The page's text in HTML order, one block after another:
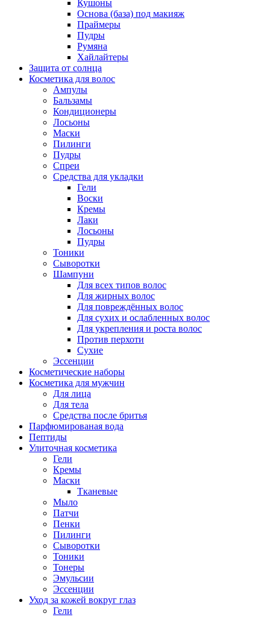
Кушоны
Основа (база) под макияж
Праймеры
Пудры
Румяна
Хайлайтеры
Защита от солнца
Косметика для волос
Ампулы
Бальзамы
Кондиционеры
Лосьоны
Маски
Пилинги
Пудры
Спреи
Средства для укладки
Гели
Воски
Кремы
Лаки
Лосьоны
Пудры
Тоники
Сыворотки
Шампуни
Для всех типов волос
Для жирных волос
Для повреждённых волос
Для сухих и ослабленных волос
Для укрепления и роста волос
Против перхоти
Сухие
Эссенции
Косметические наборы
Косметика для мужчин
Для лица
Для тела
Средства после бритья
Парфюмированая вода
Пептиды
Улиточная косметика
Гели
Кремы
Маски
Тканевые
Мыло
Патчи
Пенки
Пилинги
Сыворотки
Тоники
Тонеры
Эмульсии
Эссенции
Уход за кожей вокруг глаз
Гели